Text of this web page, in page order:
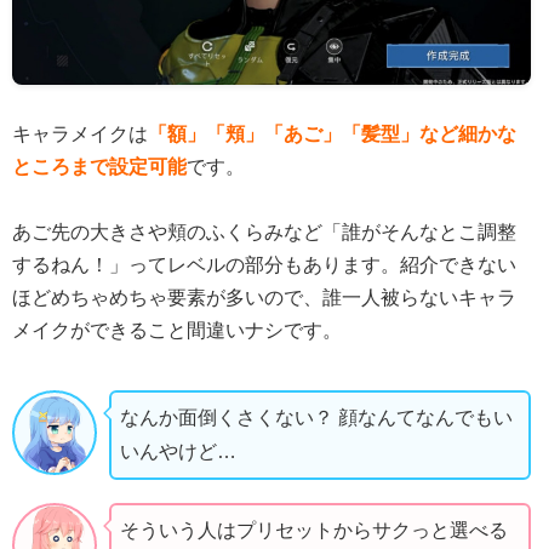
キャラメイクは 「額」「頬」「あご」「髪型」など細かな
ところまで設定可能です。
あご先の大きさや頬のふくらみなど「誰がそんなとこ調整
するねん！」ってレベルの部分もあります。紹介できない
ほどめちゃめちゃ要素が多いので、誰一人被らないキャラ
メイクができること間違いナシです。
なんか面倒くさくない？ 顔なんてなんでもい
いんやけど…
そういう人はプリセットからサクっと選べる